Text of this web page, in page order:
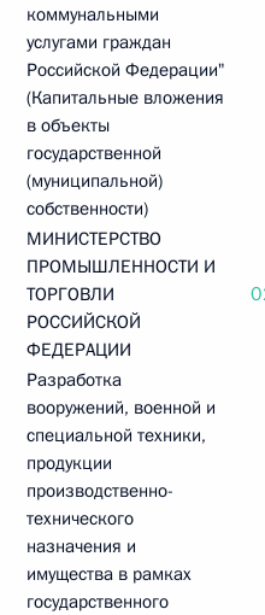
коммунальными
услугами граждан
Российской Федерации"
(Капитальные вложения
в объекты
государственной
(муниципальной)
собственности)
МИНИСТЕРСТВО
ПРОМЫШЛЕННОСТИ И
ТОРГОВЛИ
РОССИЙСКОЙ
ФЕДЕРАЦИИ
Разработка
вооружений, военной и
специальной техники,
продукции
производственно-
технического
назначения и
имущества в рамках
государственного